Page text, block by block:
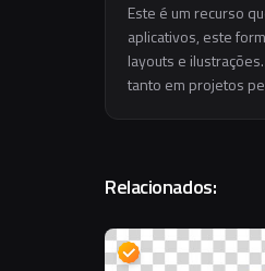
Este é um recurso
aplicativos, este
layouts e
tanto em projetos
Relacionados: